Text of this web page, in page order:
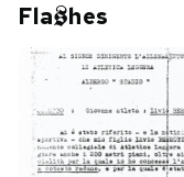
Fla hes